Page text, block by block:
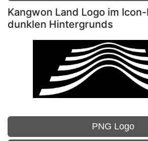
Kangwon Land Logo im
dunklen Hintergrunds
PNG Logo